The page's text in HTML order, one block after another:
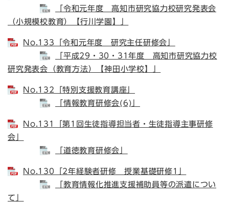
「令和元年度 高知市研究協力校研究発表会
（小規模校教育）【行川学園】」
No.133「令和元年度 研究主任研修会」
「平成29・30・31年度 高知市研究協力校
研究発表会（教育方法）【神田小学校】」
No.132「特別支援教育講座」
「情報教育研修会(6)」
No.131「第1回生徒指導担当者・生徒指導主事研修
会」
「道徳教育研修会」
No.130「2年経験者研修 授業基礎研修1」
「教育情報化推進支援補助員等の派遣につい
て」